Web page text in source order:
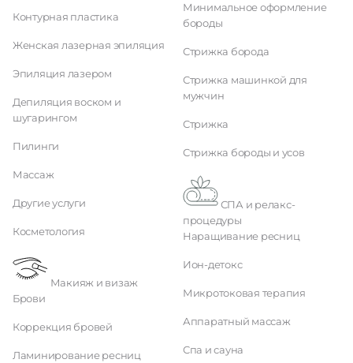
Контурная пластика
Женская лазерная эпиляция
Эпиляция лазером
Депиляция воском и
шугарингом
Пилинги
Массаж
Другие услуги
Косметология
Макияж и визаж
Брови
Коррекция бровей
Ламинирование ресниц
Минимальное оформление
бороды
Стрижка борода
Стрижка машинкой для
мужчин
Стрижка
Стрижка бороды и усов
процедуры
Наращивание ресниц
Ион-детокс
Микротоковая терапия
Аппаратный массаж
Спа и сауна